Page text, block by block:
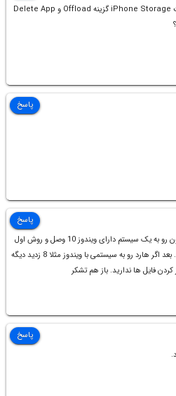
چرا تو قسمت iPhone Storage گزینه Offload و Delete App
پاسخ
نکته: هارد تون رو به یک سیستم دارای ویندوز 10 وصل و روش اول
را انجام بدید. بعد اگر هارد رو به سیستمی با ویندوز مثلا 8 زدید دیگه
کردن فایل ها ندارید. باز هم تشکر
پاسخ
پاسخ